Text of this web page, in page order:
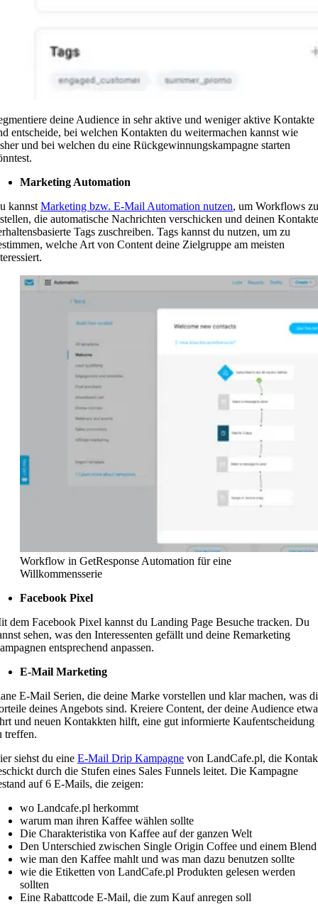
deine Audience in sehr aktive und weniger aktive Kontakte
entscheide, bei welchen Kontakten du weitermachen kannst wie
und bei welchen du eine Rückgewinnungskampagne starten
Marketing Automation
kannst Marketing bzw. E-Mail Automation nutzen, um Workflows zu
die automatische Nachrichten verschicken und deinen
Tags zuschreiben. Tags kannst du nutzen, um zu
welche Art von Content deine Zielgruppe am meisten
Workflow in GetResponse Automation für eine
Willkommensserie
Facebook Pixel
dem Facebook Pixel kannst du Landing Page Besuche tracken. Du
sehen, was den Interessenten gefällt und deine Remarketing
entsprechend anpassen.
E-Mail Marketing
E-Mail Serien, die deine Marke vorstellen und klar machen, was
deines Angebots sind. Kreiere Content, der deine Audience
und neuen Kontakkten hilft, eine gut informierte Kaufentscheidung
treffen.
siehst du eine E-Mail Drip Kampagne von LandCafe.pl, die
durch die Stufen eines Sales Funnels leitet. Die Kampagne
auf 6 E-Mails, die zeigen:
wo Landcafe.pl herkommt
warum man ihren Kaffee wählen sollte
Die Charakteristika von Kaffee auf der ganzen Welt
Den Unterschied zwischen Single Origin Coffee und einem Blend
wie man den Kaffee mahlt und was man dazu benutzen sollte
wie die Etiketten von LandCafe.pl Produkten gelesen werden
sollten
Eine Rabattcode E-Mail, die zum Kauf anregen soll